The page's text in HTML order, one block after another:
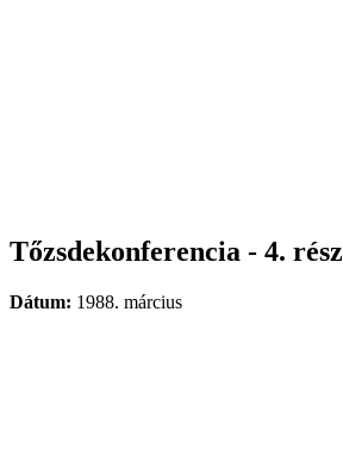
Tőzsdekonferencia - 4. rész
Dátum: 1988. március